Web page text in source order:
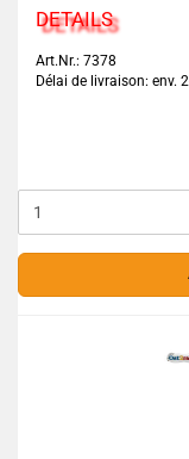
DETAILS
Art.Nr.: 7378
Délai de livraison: env.